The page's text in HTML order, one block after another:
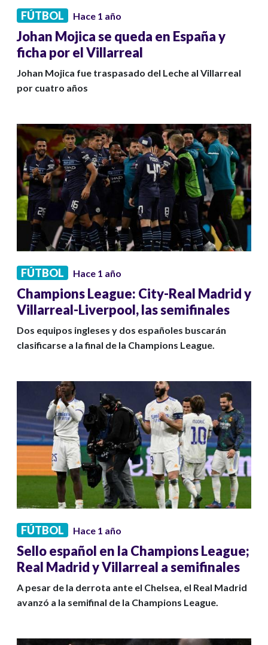
FÚTBOL Hace 1 año
Johan Mojica se queda en España y
ficha por el Villarreal
Johan Mojica fue traspasado del Leche al Villarreal
por cuatro años
FÚTBOL Hace 1 año
Champions League: City-Real Madrid y
Villarreal-Liverpool, las semifinales
Dos equipos ingleses y dos españoles buscarán
clasificarse a la final de la Champions League.
FÚTBOL Hace 1 año
Sello español en la Champions League;
Real Madrid y Villarreal a semifinales
A pesar de la derrota ante el Chelsea, el Real Madrid
avanzó a la semifinal de la Champions League.